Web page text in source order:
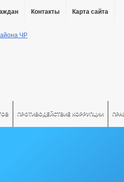
Контакты Карта сайта
ПРОТИВОДЕЙСТВИЕ КОРРУПЦИИ